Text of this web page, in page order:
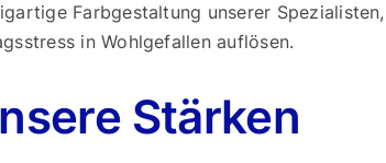
Farbgestaltung unserer
in Wohlgefallen auflösen.
Stärken